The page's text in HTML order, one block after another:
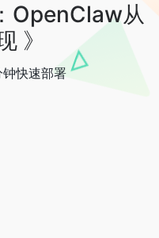
OpenClaw从
》
快速部署